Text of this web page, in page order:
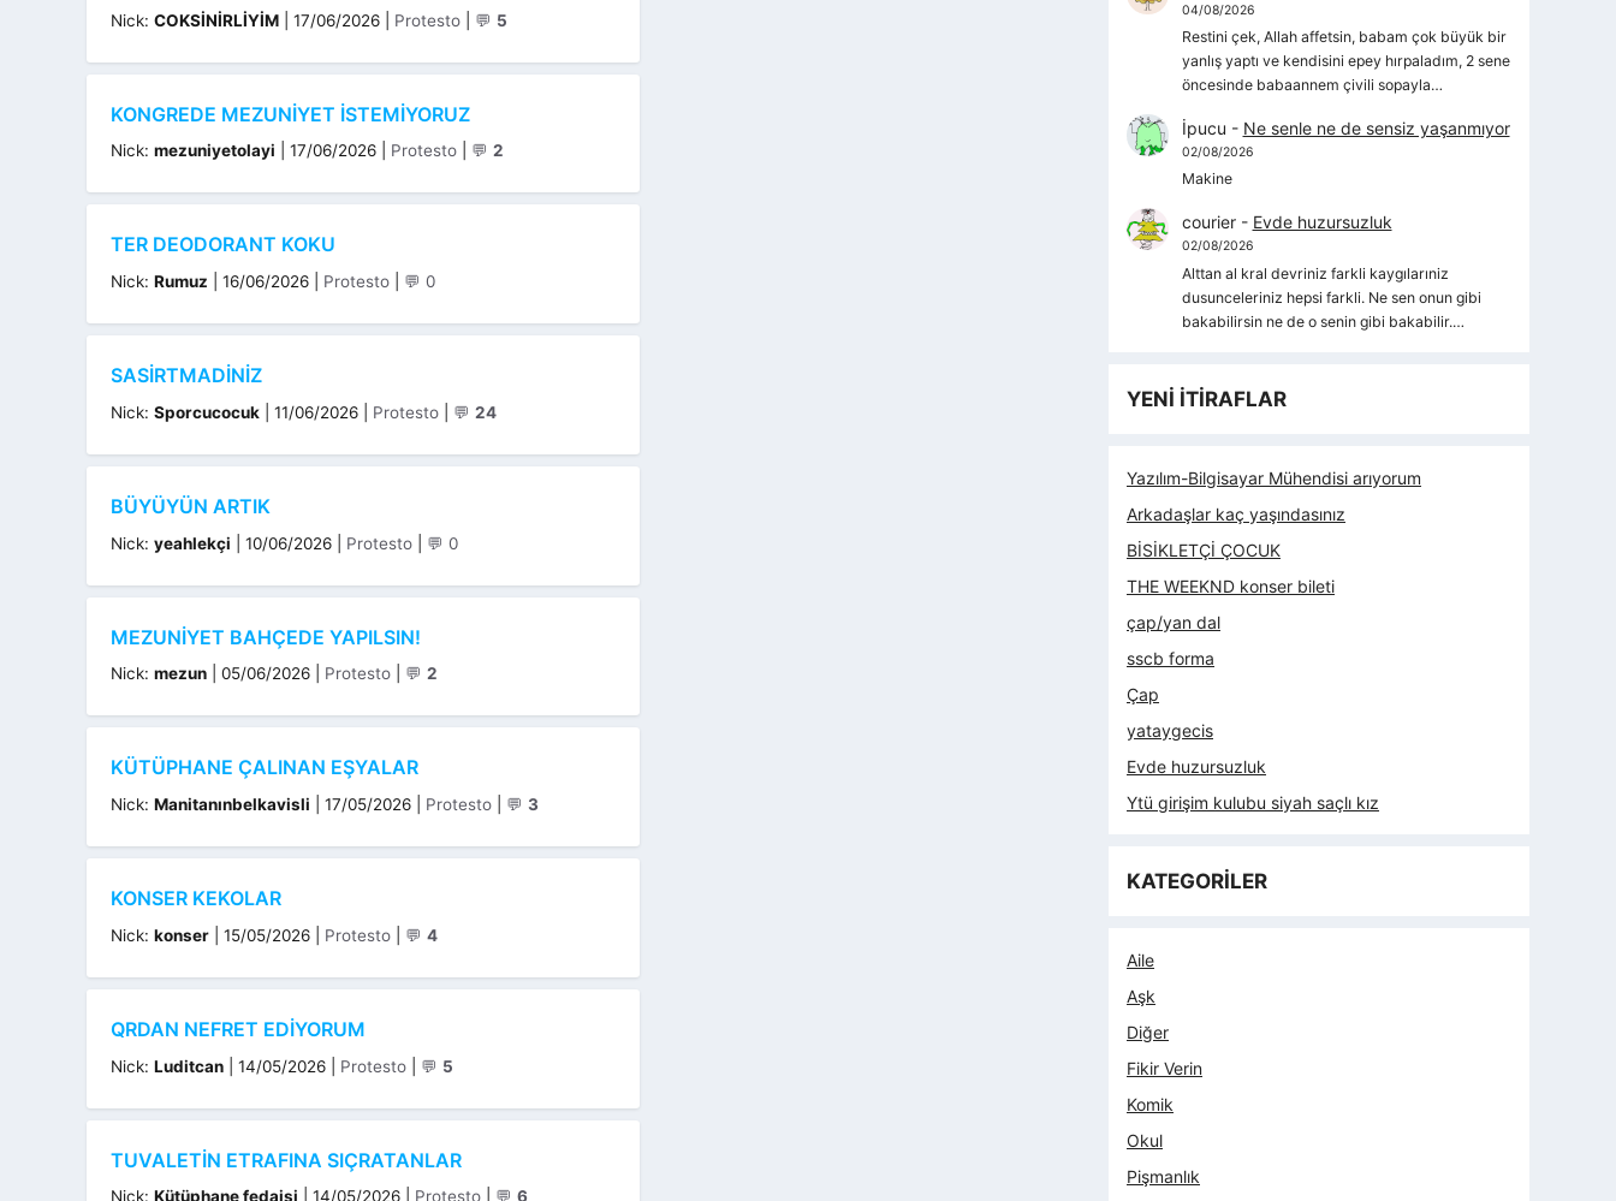
Nick: COKSİNİRLİYİM 17/06/2026 Kategoriler
Protesto 💬 5
KONGREDE MEZUNIYET ISTEMIYORUZ
Nick: mezuniyetolayi 17/06/2026 Kategoriler
Protesto 💬 2
TER DEODORANT KOKU
Nick: Rumuz 16/06/2026 Kategoriler
Protesto 💬 0
SASIRTMADINIZ
Nick: Sporcucocuk 11/06/2026 Kategoriler
Protesto 💬 24
BÜYÜYÜN ARTIK
Nick: yeahlekçi 10/06/2026 Kategoriler
Protesto 💬 0
MEZUNİYET BAHÇEDE YAPILSIN!
Nick: mezun 05/06/2026 Kategoriler
Protesto 💬 2
KÜTÜPHANE ÇALINAN EŞYALAR
Nick: Manitanınbelkavisli 17/05/2026 Kategoriler
Protesto 💬 3
KONSER KEKOLAR
Nick: konser 15/05/2026 Kategoriler
Protesto 💬 4
QRDAN NEFRET EDIYORUM
Nick: Luditcan 14/05/2026 Kategoriler
Protesto 💬 5
TUVALETIN ETRAFINA SIÇRATANLAR
Nick: Kütüphane fedaisi 14/05/2026 Kategoriler
Protesto 💬 6
04/08/2026
Restini çek, Allah affetsin, babam çok büyük bir
yanlış yaptı ve kendisini epey hırpaladım, 2 sene
öncesinde babaannem çivili sopayla…
İpucu - Ne senle ne de sensiz yaşanmıyor
02/08/2026
Makine
courier- Evde huzursuzluk
02/08/2026
Alttan al kral devriniz farkli kaygılarıniz
dusunceleriniz hepsi farkli. Ne sen onun gibi
bakabilirsin ne de o senin gibi bakabilir.…
YENİ İTİRAFLAR
Yazılım-Bilgisayar Mühendisi arıyorum
Arkadaşlar kaç yaşındasınız
BİSİKLETÇİ ÇOCUK
THE WEEKND konser bileti
çap/yan dal
sscb forma
Çap
yataygecis
Evde huzursuzluk
Ytü girişim kulubu siyah saçlı kız
KATEGORİLER
Aile
Aşk
Diğer
Fikir Verin
Komik
Okul
Pişmanlık